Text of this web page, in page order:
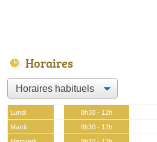
Horaires
Lundi 8h30 - 12h
Mardi
8h30 - 12h